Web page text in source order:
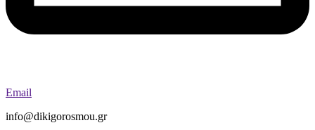
Email
info@dikigorosmou.gr